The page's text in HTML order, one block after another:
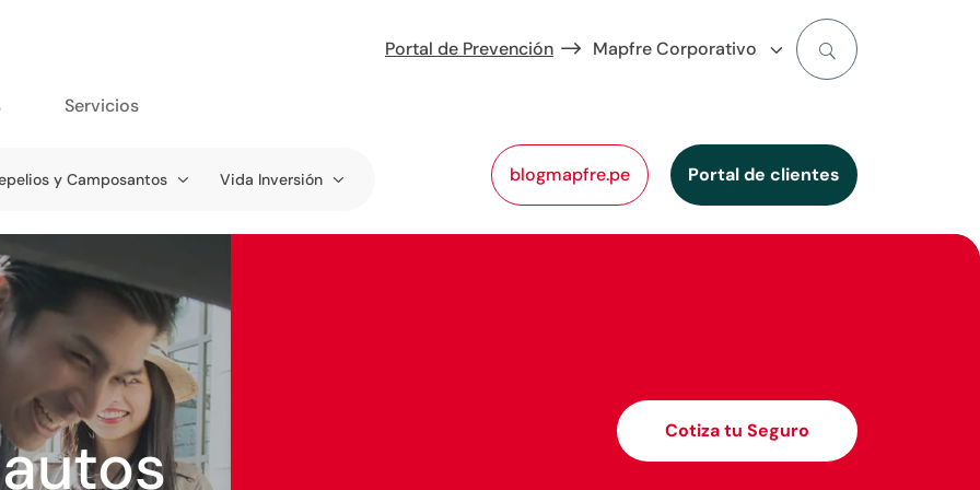
Portal de Prevención Mapfre Corporativo
blogmapfre.pe Portal de clientes
y Camposantos Vida Inversión
Servicios
Cotiza tu Seguro